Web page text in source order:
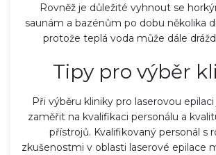
Rovněž je důležité vyhnout se
saunám a bazénům po dobu několika
protože teplá voda může dále
Tipy pro výběr
Při výběru kliniky pro laserovou
zaměřit na kvalifikaci personálu a
přístrojů. Kvalifikovaný personál s
zkušenostmi v oblasti laserové epilace